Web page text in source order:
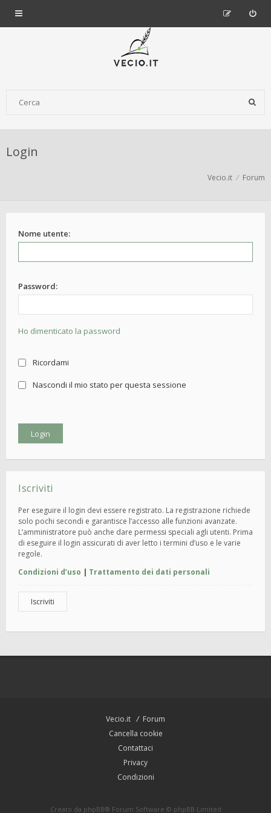
Login
Vecio.it Forum
Nome utente:
Password:
Ho dimenticato la password
Ricordami
Nascondi il mio stato per questa sessione
Iscriviti
Per eseguire il login devi essere registrato. La registrazione richiede
solo pochi secondi e garantisce l’accesso alle funzioni avanzate.
L’amministratore può anche dare permessi speciali agli utenti. Prima
di eseguire il login assicurati di aver letto i termini d’uso e le varie
regole.
Condizioni d’uso | Trattamento dei dati personali
Iscriviti
Vecio.it
Forum
Cancella cookie
Contattaci
Privacy
Condizioni
Creato da phpBB® Forum Software © phpBB Limited